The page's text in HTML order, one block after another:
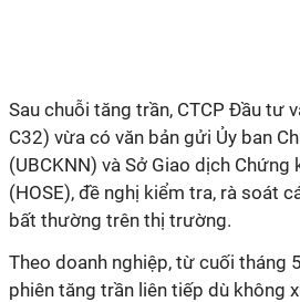
Sau chuỗi tăng trần, CTCP Đầu tư
C32) vừa có văn bản gửi Ủy ban
(UBCKNN) và Sở Giao dịch Chứng
(HOSE), đề nghị kiểm tra, rà soát
bất thường trên thị trường.
Theo doanh nghiệp, từ cuối tháng
phiên tăng trần liên tiếp dù không